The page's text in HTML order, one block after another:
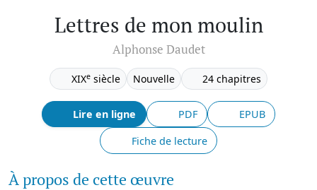
Lettres de mon moulin
Alphonse Daudet
XIXesiècle Nouvelle 24 chapitres
Lire en ligne PDF
EPUB
Fiche de lecture
À propos de cette œuvre